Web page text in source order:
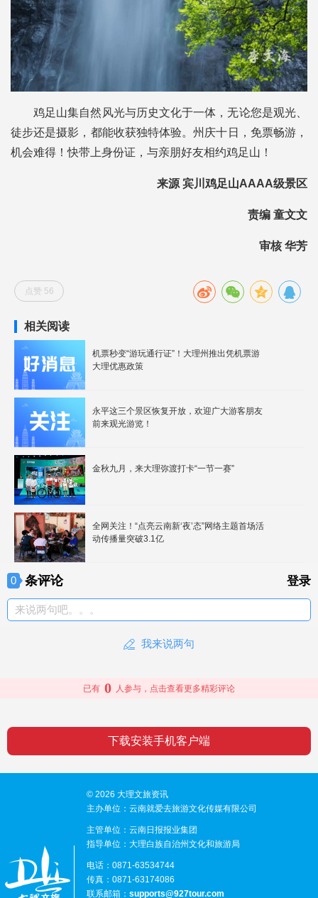
鸡足山集自然风光与历史文化于一体，无论您是观光、
徒步还是摄影，都能收获独特体验。州庆十日，免票畅游，
机会难得！快带上身份证，与亲朋好友相约鸡足山！
来源 宾川鸡足山AAAA级景区
责编 童文文
审核 华芳
点赞 56
相关阅读
机票秒变“游玩通行证”！大理州推出凭机票游
大理优惠政策
永平这三个景区恢复开放，欢迎广大游客朋友
前来观光游览！
金秋九月，来大理弥渡打卡“一节一赛”
全网关注！“点亮云南新‘夜’态”网络主题首场活
动传播量突破3.1亿
0 条评论 登录
来说两句吧。。。
我来说两句
已有 0 人参与，点击查看更多精彩评论
下载安装手机客户端
© 2026 大理文旅资讯
主办单位：云南就爱去旅游文化传媒有限公司
主管单位：云南日报报业集团
指导单位：大理白族自治州文化和旅游局
电话：0871-63534744
传真：0871-63174086
联系邮箱： supports@927tour.com